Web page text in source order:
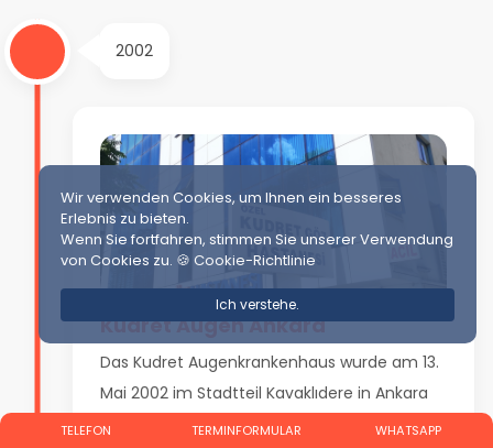
2002
Kudret Augen Ankara
Das Kudret Augenkrankenhaus wurde am 13.
Mai 2002 im Stadtteil Kavaklıdere in Ankara
an der Adresse Kennedy Cad. Nr. 71
TELEFON TERMINFORMULAR WHATSAPP
Wir verwenden Cookies, um Ihnen ein besseres
Erlebnis zu bieten.
Wenn Sie fortfahren, stimmen Sie unserer Verwendung
von Cookies zu. 🍪 Cookie-Richtlinie
Ich verstehe.